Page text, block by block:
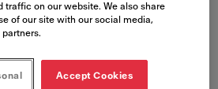
traffic on our website. We also share
of our site with our social media,
Accept Cookies